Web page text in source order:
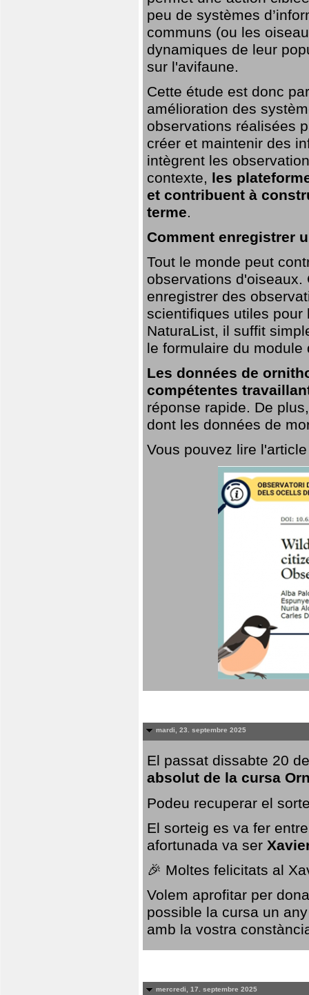
peu de systèmes
communs (ou les
dynamiques de leur
sur l'avifaune.
Cette étude est donc
amélioration des
observations réalisées
créer et maintenir des
intègrent les
contexte, les
et contribuent à
terme.
Comment enregistrer
Tout le monde peut
observations
enregistrer des
scientifiques utiles pour
NaturaList, il suffit
le formulaire du module
Les données de
compétentes
réponse rapide. De
dont les données de
Vous pouvez lire
mardi, 23. septembre 2025
El passat dissabte 20
absolut de la cursa
Podeu recuperar el
El sorteig es va fer
afortunada va ser
🎉 Moltes felicitats al
Volem aprofitar per
possible la cursa un
amb la vostra
mercredi, 17. septembre 2025